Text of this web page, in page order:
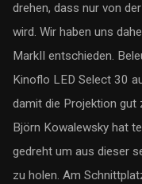
drehen, dass nur von
wird. Wir haben uns
MarkII entschieden.
Kinoflo LED Select 30
damit die Projektion gut
Björn Kowalewsky hat
gedreht um aus dieser
zu holen. Am